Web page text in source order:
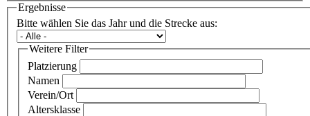
Ergebnisse
Bitte wählen Sie das Jahr und die Strecke aus:
Weitere Filter
Platzierung
Namen
Verein/Ort
Altersklasse